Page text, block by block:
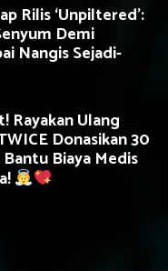
Rilis ‘Unpiltered’:
Demi
Nangis Sejadi-
Rayakan Ulang
Donasikan 30
Biaya Medis